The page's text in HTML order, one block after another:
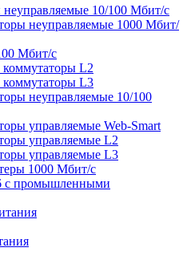
10/100 Мбит/с
неуправляемые 1000 Мбит/
Мбит/c
L2
L3
неуправляемые 10/100
управляемые Web-Smart
управляемые L2
управляемые L3
1000 Мбит/с
c промышленными